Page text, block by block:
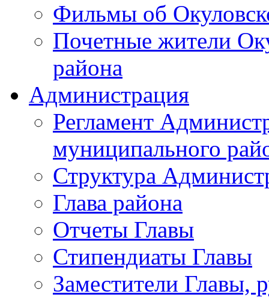
Фильмы об
Почетные жители
района
Администрация
Регламент
муниципального
Структура
Глава района
Отчеты Главы
Стипендиаты Главы
Заместители Главы,